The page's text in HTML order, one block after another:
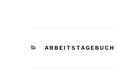
KATEGORIEN
ARBEITSTAGEBUCH